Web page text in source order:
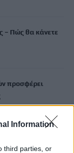
Information
third parties, or
– Πώς θα κάνετε
προσφέρει